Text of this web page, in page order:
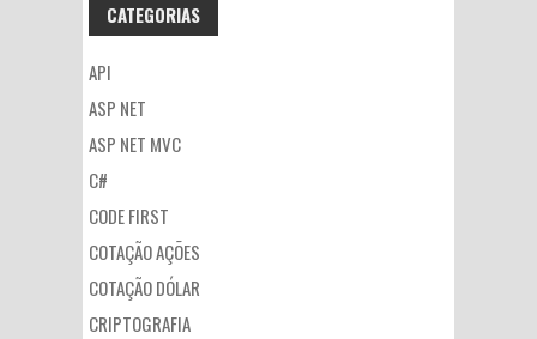
CATEGORIAS
API
ASP NET
ASP NET MVC
C#
CODE FIRST
COTAÇÃO AÇÕES
COTAÇÃO DÓLAR
CRIPTOGRAFIA